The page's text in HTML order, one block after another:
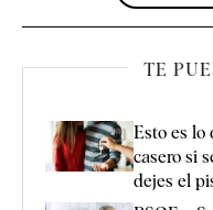
TE
Esto es lo
casero si
dejes el